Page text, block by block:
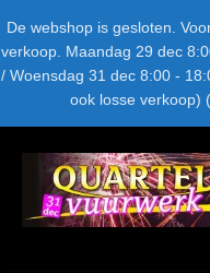
De webshop is gesloten.
verkoop. Maandag 29 dec
/ Woensdag 31 dec 8:00 -
ook losse verkoop)
naar
inhoud
LEVERANCIERS TYPE
NIEUW DIT JAAR